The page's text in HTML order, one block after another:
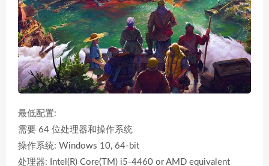
最低配置:
需要 64 位处理器和操作系统
操作系统: Windows 10, 64-bit
处理器: Intel(R) Core(TM) i5-4460 or AMD equivalent